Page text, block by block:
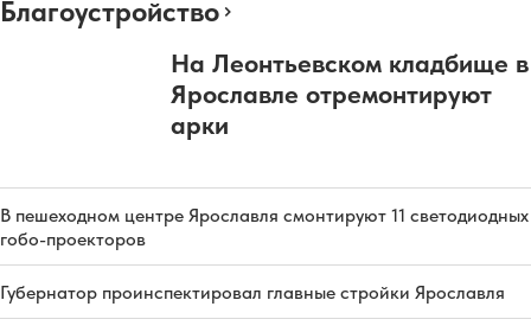
Благоустройство
На Леонтьевском кладбище в
Ярославле отремонтируют
арки
В пешеходном центре Ярославля смонтируют 11 светодиодных
гобо-проекторов
Губернатор проинспектировал главные стройки Ярославля